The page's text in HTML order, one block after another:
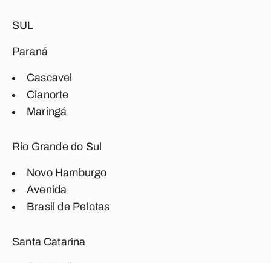
SUL
Paraná
Cascavel
Cianorte
Maringá
Rio Grande do Sul
Novo Hamburgo
Avenida
Brasil de Pelotas
Santa Catarina